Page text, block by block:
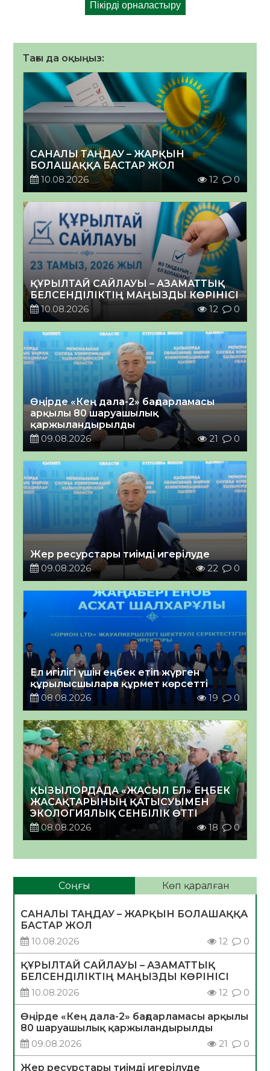
Тағы да оқыңыз:
САНАЛЫ ТАҢДАУ – ЖАРҚЫН
БОЛАШАҚҚА БАСТАР ЖОЛ
10.08.2026
12 0
ҚҰРЫЛТАЙ САЙЛАУЫ – АЗАМАТТЫҚ
БЕЛСЕНДІЛІКТІҢ МАҢЫЗДЫ КӨРІНІСІ
10.08.2026
12 0
Өңірде «Кең дала-2» бағдарламасы
арқылы 80 шаруашылық
қаржыландырылды
09.08.2026
21 0
Жер ресурстары тиімді игерілуде
09.08.2026
22 0
Ел игілігі үшін еңбек етіп жүрген
құрылысшыларға құрмет көрсетті
08.08.2026
19 0
ҚЫЗЫЛОРДАДА «ЖАСЫЛ ЕЛ» ЕҢБЕК
ЖАСАҚТАРЫНЫҢ ҚАТЫСУЫМЕН
ЭКОЛОГИЯЛЫҚ СЕНБІЛІК ӨТТІ
08.08.2026
18 0
Соңғы Көп қаралған
САНАЛЫ ТАҢДАУ – ЖАРҚЫН БОЛАШАҚҚА
БАСТАР ЖОЛ
10.08.2026
12 0
ҚҰРЫЛТАЙ САЙЛАУЫ – АЗАМАТТЫҚ
БЕЛСЕНДІЛІКТІҢ МАҢЫЗДЫ КӨРІНІСІ
10.08.2026
12 0
Өңірде «Кең дала-2» бағдарламасы арқылы
80 шаруашылық қаржыландырылды
09.08.2026
21 0
Жер ресурстары тиімді игерілуде